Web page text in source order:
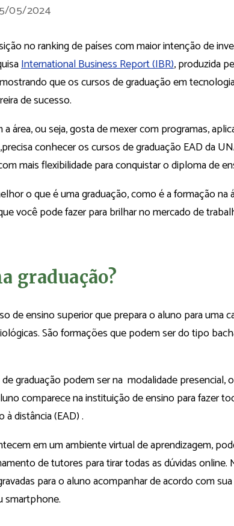
05/2024
no ranking de países com maior intenção de
International Business Report (IBR), produzida
que os cursos de graduação em
de sucesso.
área, ou seja, gosta de mexer com programas,
conhecer os cursos de graduação EAD da
mais flexibilidade para conquistar o diploma de
o que é uma graduação, como é a formação na
você pode fazer para brilhar no mercado de
graduação?
de ensino superior que prepara o aluno para uma
São formações que podem ser do tipo
graduação podem ser na modalidade presencial,
comparece na instituição de ensino para fazer
à distância (EAD) .
em um ambiente virtual de aprendizagem,
de tutores para tirar todas as dúvidas online.
para o aluno acompanhar de acordo com
smartphone.